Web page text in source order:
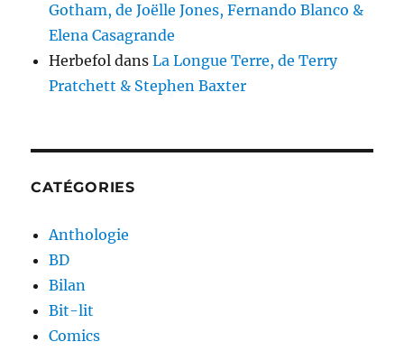
Gotham, de Joëlle Jones, Fernando Blanco &
Elena Casagrande
Herbefol dansLa Longue Terre, de Terry
Pratchett & Stephen Baxter
CATÉGORIES
Anthologie
BD
Bilan
Bit-lit
Comics